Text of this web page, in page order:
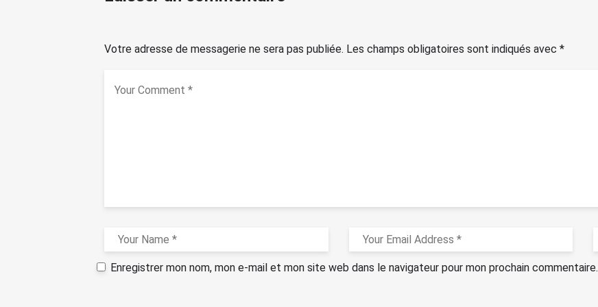
Votre adresse de messagerie ne sera pas publiée. Les champs obligatoires sont indiqués avec *
Enregistrer mon nom, mon e-mail et mon site web dans le navigateur pour mon prochain commentaire.